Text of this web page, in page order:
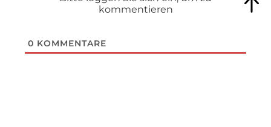
kommentieren
0 KOMMENTARE